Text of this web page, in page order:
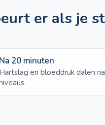
er als je
Na 20 minuten
Hartslag en bloeddruk dalen